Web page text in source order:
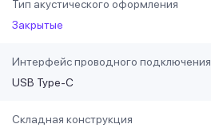
Тип акустического оформления
Закрытые
Интерфейс проводного подключения
USB Type-C
Складная конструкция